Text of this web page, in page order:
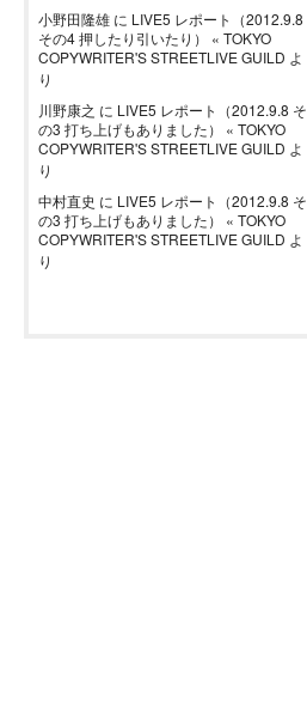
小野田隆雄 に LIVE5 レポート（2012.9.8
その4 押したり引いたり） « TOKYO
COPYWRITER'S STREETLIVE GUILD よ
り
川野康之 に LIVE5 レポート（2012.9.8 そ
の3 打ち上げもありました） « TOKYO
COPYWRITER'S STREETLIVE GUILD よ
り
中村直史 に LIVE5 レポート（2012.9.8 そ
の3 打ち上げもありました） « TOKYO
COPYWRITER'S STREETLIVE GUILD よ
り